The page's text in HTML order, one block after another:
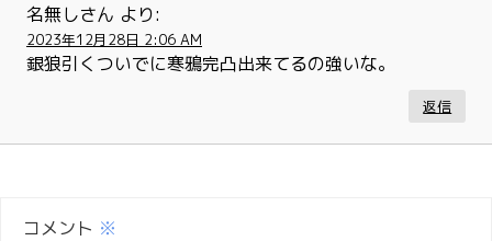
名無しさん より:
2023年12月28日 2:06 AM
銀狼引くついでに寒鴉完凸出来てるの強いな。
返信
コメント ※